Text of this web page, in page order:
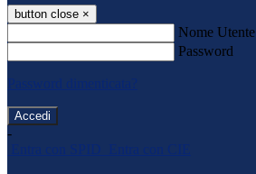
button close ×
Nome Utente
Password
Password dimenticata?
-
Entra con SPID
Entra con CIE